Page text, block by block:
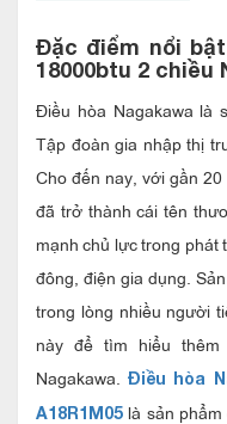
Đặc điểm nổi
18000btu 2 chiều
Điều hòa Nagakawa là
Tập đoàn gia nhập thị
Cho đến nay, với gần
đã trở thành cái tên
mạnh chủ lực trong phát
đông, điện gia dụng.
trong lòng nhiều người
này để tìm hiểu
Nagakawa. Điều hòa
A18R1M05 là sản